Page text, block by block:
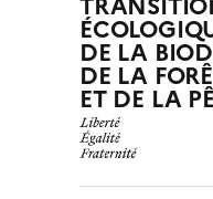
DE LA
DE LA
ET DE LA